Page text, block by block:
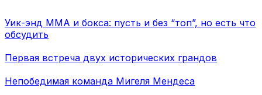
Уик-энд ММА и бокса: пусть и без “топ”, но есть что
обсудить
Первая встреча двух исторических грандов
Непобедимая команда Мигеля Мендеса